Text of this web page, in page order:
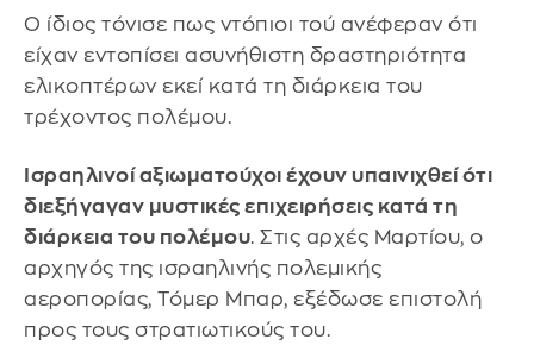
Ο ίδιος τόνισε πως ντόπιοι τού ανέφεραν ότι
είχαν εντοπίσει ασυνήθιστη δραστηριότητα
ελικοπτέρων εκεί κατά τη διάρκεια του
τρέχοντος πολέμου.
Ισραηλινοί αξιωματούχοι έχουν υπαινιχθεί ότι
διεξήγαγαν μυστικές επιχειρήσεις κατά τη
διάρκεια του πολέμου. Στις αρχές Μαρτίου, ο
αρχηγός της ισραηλινής πολεμικής
αεροπορίας, Τόμερ Μπαρ, εξέδωσε επιστολή
προς τους στρατιωτικούς του.